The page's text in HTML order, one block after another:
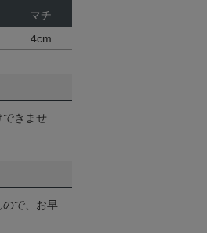
マチ
4cm
きませ
ので、お早